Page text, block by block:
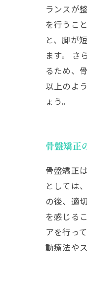
ランスが
を行うこ
と、脚が
ます。 さ
るため、
以上のよ
ょう。
骨盤矯正
骨盤矯正
としては
の後、適
を感じる
アを行っ
動療法や